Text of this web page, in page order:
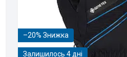
–20%
Залишилось 4 дні